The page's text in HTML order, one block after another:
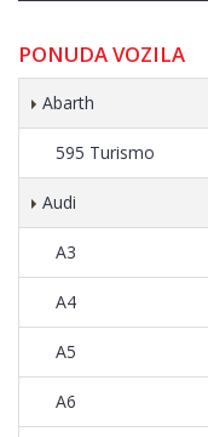
PONUDA VOZILA
Abarth
595 Turismo
Audi
A3
A4
A5
A6